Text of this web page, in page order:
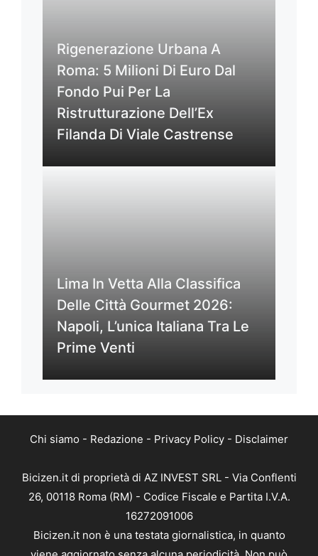
Rigenerazione Urbana A
Roma: 5 Milioni Di Euro Dal
Fondo Pui Per La
Ristrutturazione Dell’Ex
Filanda Di Viale Castrense
Lima In Vetta Alla Classifica
Delle Città Gourmet 2026:
Napoli, L’unica Italiana Tra Le
Prime Venti
Chi siamo - Redazione - Privacy Policy - Disclaimer
Bicizen.it di proprietà di AZ INVEST SRL - Via Conflenti
26, 00118 Roma (RM) - Codice Fiscale e Partita I.V.A.
16272091006
Bicizen.it non è una testata giornalistica, in quanto